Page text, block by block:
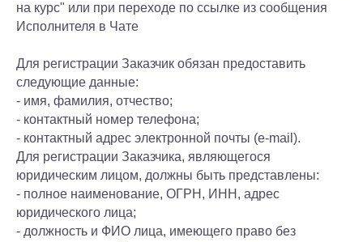
на курс" или при переходе по ссылке из сообщения
Исполнителя в Чате
Для регистрации Заказчик обязан предоставить
следующие данные:
- имя, фамилия, отчество;
- контактный номер телефона;
- контактный адрес электронной почты (e-mail).
Для регистрации Заказчика, являющегося
юридическим лицом, должны быть представлены:
- полное наименование, ОГРН, ИНН, адрес
юридического лица;
- должность и ФИО лица, имеющего право без